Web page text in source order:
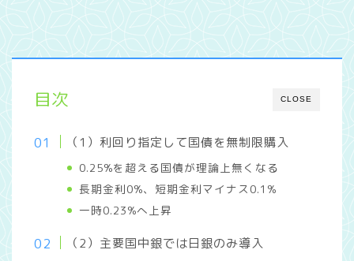
CLOSE
目次
（1）利回り指定して国債を無制限購入
0.25%を超える国債が理論上無くなる
長期金利0%、短期金利マイナス0.1%
一時0.23%へ上昇
（2）主要国中銀では日銀のみ導入